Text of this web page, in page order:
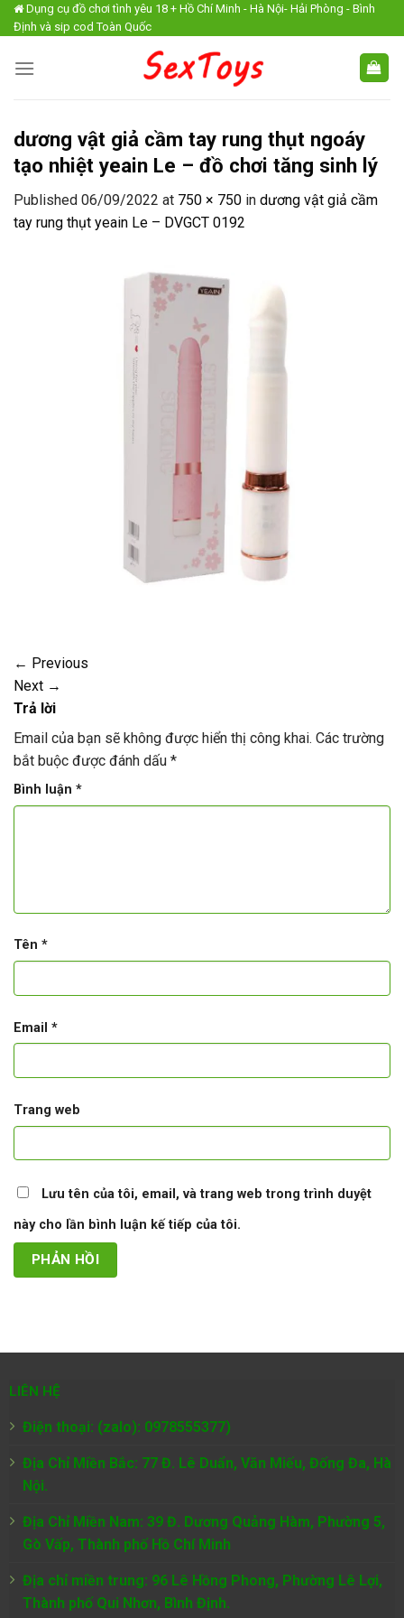
Skip
to
Dụng cụ đồ chơi tình yêu 18 + Hồ Chí Minh - Hà Nội- Hải Phòng - Bình
Định và sip cod Toàn Quốc
dương vật giả cầm tay rung thụt ngoáy
tạo nhiệt yeain Le – đồ chơi tăng sinh lý
Published 06/09/2022 at 750 × 750 in dương vật giả cầm
tay rung thụt yeain Le – DVGCT 0192
← Previous
Next →
Trả lời
Email của bạn sẽ không được hiển thị công khai. Các trường
bắt buộc được đánh dấu *
Bình luận *
Tên *
Email *
Trang web
Lưu tên của tôi, email, và trang web trong trình duyệt
này cho lần bình luận kế tiếp của tôi.
LIÊN HỆ
Điện thoại: (zalo): 0978555377)
Địa Chỉ Miền Bắc: 77 Đ. Lê Duẩn, Văn Miếu, Đống Đa, Hà
Nội.
Địa Chỉ Miền Nam: 39 Đ. Dương Quảng Hàm, Phường 5,
Gò Vấp, Thành phố Hồ Chí Minh
Địa chỉ miền trung: 96 Lê Hồng Phong, Phường Lê Lợi,
Thành phố Qui Nhơn, Bình Định.